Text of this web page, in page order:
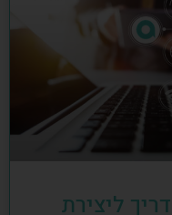
ליצירת